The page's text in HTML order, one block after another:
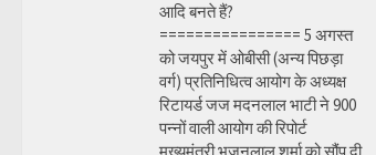
आदि बनते हैं?
================ 5 अगस्त
को जयपुर में ओबीसी (अन्य पिछड़ा
वर्ग) प्रतिनिधित्व आयोग के अध्यक्ष
रिटायर्ड जज मदनलाल भाटी ने 900
पन्नों वाली आयोग की रिपोर्ट